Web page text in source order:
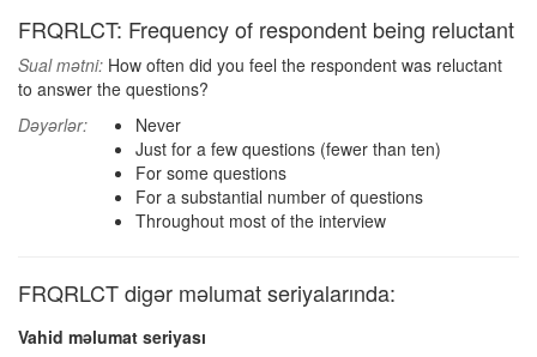
FRQRLCT: Frequency of respondent being reluctant
Sual mətni: How often did you feel the respondent was reluctant
to answer the questions?
Dəyərlər:
Never
Just for a few questions (fewer than ten)
For some questions
For a substantial number of questions
Throughout most of the interview
FRQRLCT digər məlumat seriyalarında:
Vahid məlumat seriyası